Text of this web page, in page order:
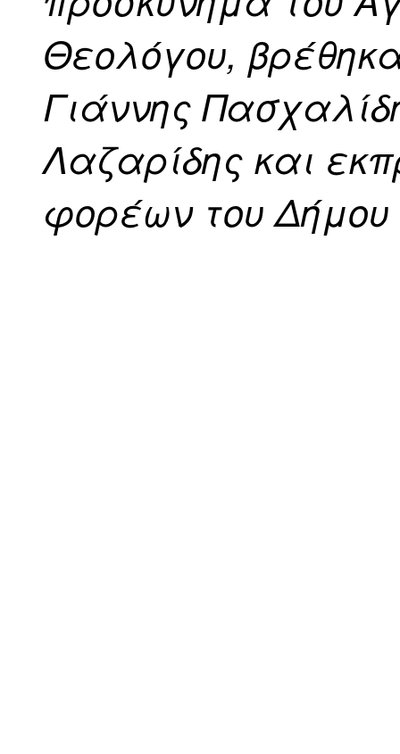
Θεολόγου,
Γιάννης
Λαζαρίδης και
φορέων του